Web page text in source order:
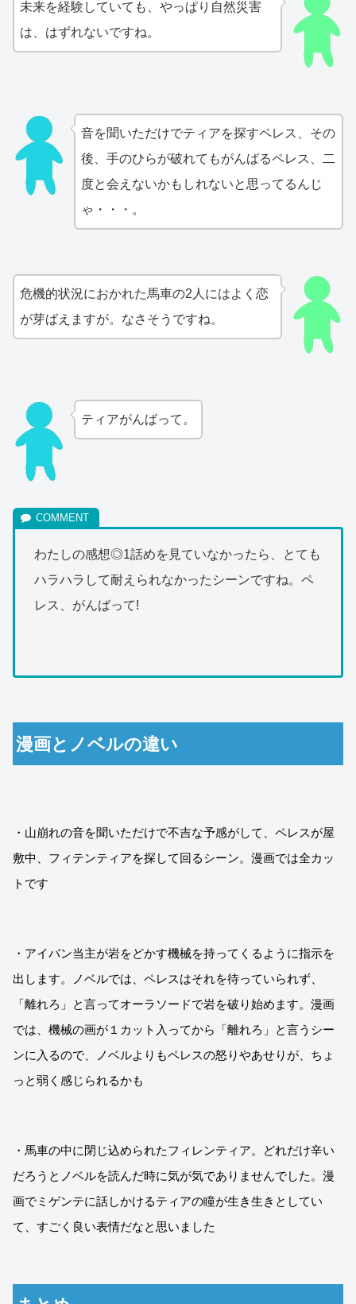
未来を経験していても、やっぱり自然災害
は、はずれないですね。
音を聞いただけでティアを探すペレス、その
後、手のひらが破れてもがんばるペレス、二
度と会えないかもしれないと思ってるんじ
ゃ・・・。
危機的状況におかれた馬車の2人にはよく恋
が芽ばえますが。なさそうですね。
ティアがんばって。
わたしの感想◎1話めを見ていなかったら、とても
ハラハラして耐えられなかったシーンですね。ペ
レス、がんばって!
漫画とノベルの違い
・山崩れの音を聞いただけで不吉な予感がして、ペレスが屋
敷中、フィテンティアを探して回るシーン。漫画では全カッ
トです
・アイバン当主が岩をどかす機械を持ってくるように指示を
出します。ノベルでは、ペレスはそれを待っていられず、
「離れろ」と言ってオーラソードで岩を破り始めます。漫画
では、機械の画が１カット入ってから「離れろ」と言うシー
ンに入るので、ノベルよりもペレスの怒りやあせりが、ちょ
っと弱く感じられるかも
・馬車の中に閉じ込められたフィレンティア。どれだけ辛い
だろうとノベルを読んだ時に気が気でありませんでした。漫
画でミゲンテに話しかけるティアの瞳が生き生きとしてい
て、すごく良い表情だなと思いました